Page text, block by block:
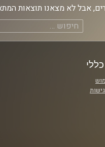
אבל לא מצאנו תוצאות
חיפוש: